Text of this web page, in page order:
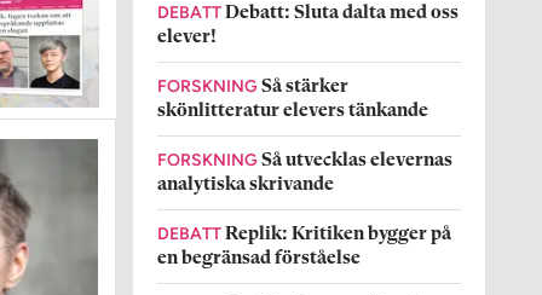
DEBATT Debatt: Sluta dalta med oss
elever!
FORSKNING Så stärker
skönlitteratur elevers tänkande
FORSKNING Så utvecklas elevernas
analytiska skrivande
DEBATT Replik: Kritiken bygger på
en begränsad förståelse